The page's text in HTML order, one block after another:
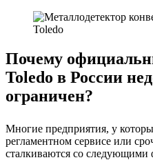
Почему
Toledo в России
ограничен?
Многие предприятия, у
регламентном сервисе или
сталкиваются со следующими